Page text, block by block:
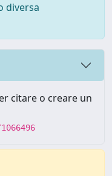
diversa
citare o creare un